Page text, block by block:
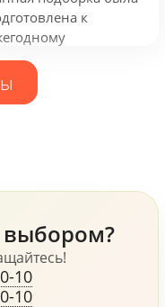
к
промо
для
ручки Senator и
это говорит о том,
компания, не
средств для
сотрудников.
10
10